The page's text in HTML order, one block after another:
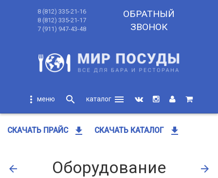
8 (812) 335-21-16
8 (812) 335-21-17
7 (911) 947-43-48
ОБРАТНЫЙ
ЗВОНОК
more_vert search
menu
СКАЧАТЬ ПРАЙС get_app СКАЧАТЬ КАТАЛОГ get_app
arrow_back Оборудование arrow_forward